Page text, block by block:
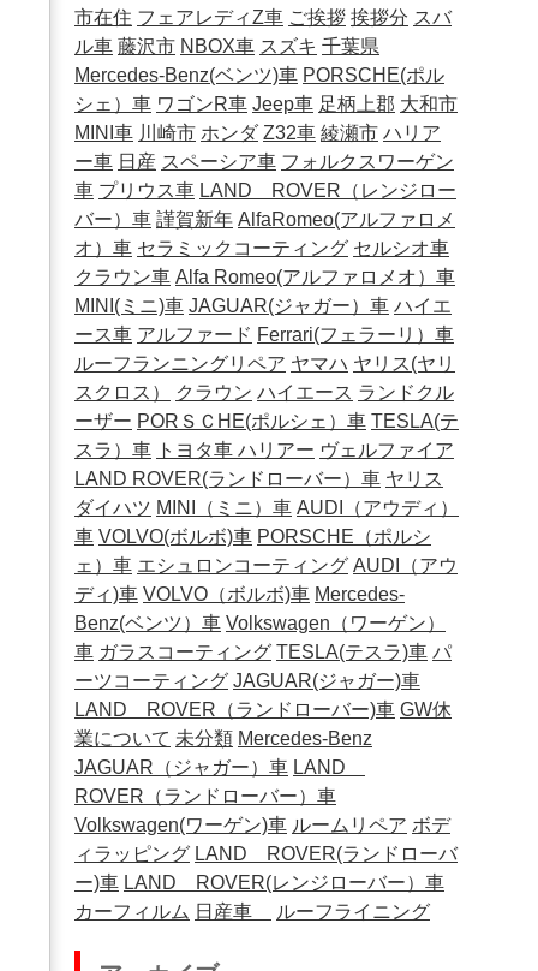
市在住 フェアレディZ車 ご挨拶 挨拶分 スバ
ル車 藤沢市 NBOX車 スズキ 千葉県
Mercedes-Benz(ベンツ)車 PORSCHE(ポル
シェ）車 ワゴンR車 Jeep車 足柄上郡 大和市
MINI車 川崎市 ホンダ Z32車 綾瀬市 ハリア
ー車 日産 スペーシア車 フォルクスワーゲン
車 プリウス車 LAND ROVER（レンジロー
バー）車 謹賀新年 AlfaRomeo(アルファロメ
オ）車 セラミックコーティング セルシオ車
クラウン車 Alfa Romeo(アルファロメオ）車
MINI(ミニ)車 JAGUAR(ジャガー）車 ハイエ
ース車 アルファード Ferrari(フェラーリ）車
ルーフランニングリペア ヤマハ ヤリス(ヤリ
スクロス）
クラウン ハイエース ランドクル
ーザー PORＳＣHE(ポルシェ）車 TESLA(テ
スラ）車 トヨタ車 ハリアー ヴェルファイア
LAND ROVER(ランドローバー）車 ヤリス
ダイハツ MINI（ミニ）車 AUDI（アウディ）
車 VOLVO(ボルボ)車 PORSCHE（ポルシ
ェ）車 エシュロンコーティング AUDI（アウ
ディ)車 VOLVO（ボルボ)車 Mercedes-
Benz(ベンツ）車 Volkswagen（ワーゲン）
車 ガラスコーティング TESLA(テスラ)車 パ
ーツコーティング JAGUAR(ジャガー)車
LAND ROVER（ランドローバー)車 GW休
業について 未分類 Mercedes-Benz
JAGUAR（ジャガー）車 LAND
ROVER（ランドローバー）車
Volkswagen(ワーゲン)車 ルームリペア ボデ
ィラッピング LAND ROVER(ランドローバ
ー)車 LAND ROVER(レンジローバー）車
カーフィルム 日産車 ルーフライニング